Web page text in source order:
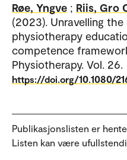
Røe, Yngve ; Riis, Gro
(2023). Unravelling
physiotherapy
competence
Physiotherapy. Vol. 26.
https://doi.org/10.1080/
Publikasjonslisten er
Listen kan være